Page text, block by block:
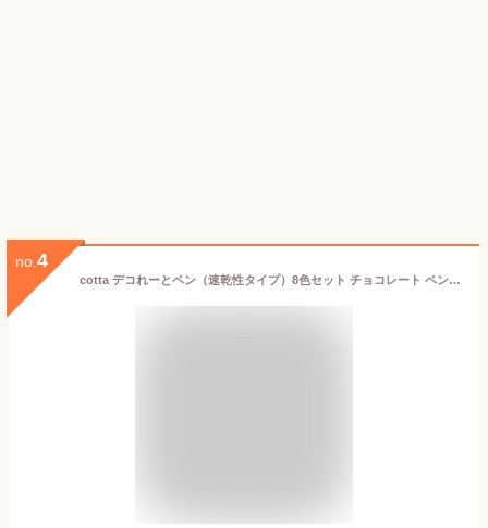
no. 4
cotta デコれーとペン（速乾性タイプ）8色セット チョコレート ペン チョコペン 文字 トッピング 製菓材料 業務用